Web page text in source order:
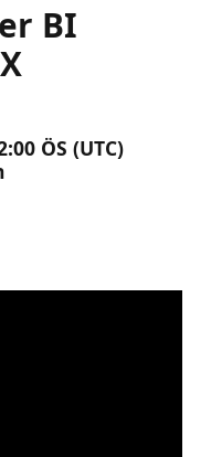
BI
ÖS (UTC)